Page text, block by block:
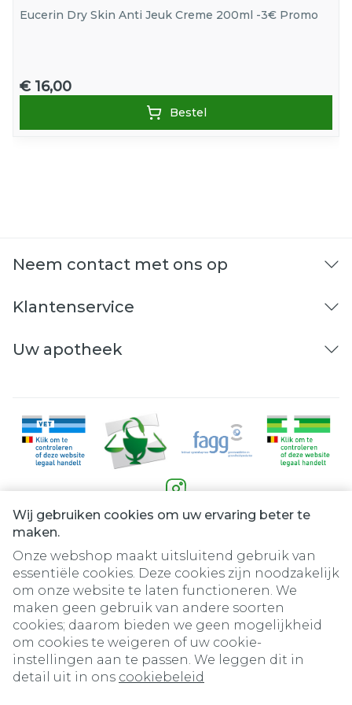
Wij gebruiken cookies om uw ervaring beter te
maken.
Onze webshop maakt uitsluitend gebruik van
essentiële cookies. Deze cookies zijn noodzakelijk
om onze website te laten functioneren. We
maken geen gebruik van andere soorten
cookies; daarom bieden we geen mogelijkheid
om cookies te weigeren of uw cookie-
instellingen aan te passen. We leggen dit in
detail uit in ons cookiebeleid
Eucerin Dry Skin Anti Jeuk Creme 200ml -3€ Promo
€ 16,00
Bestel
Neem contact met ons op
Klantenservice
Uw apotheek
Juridische links